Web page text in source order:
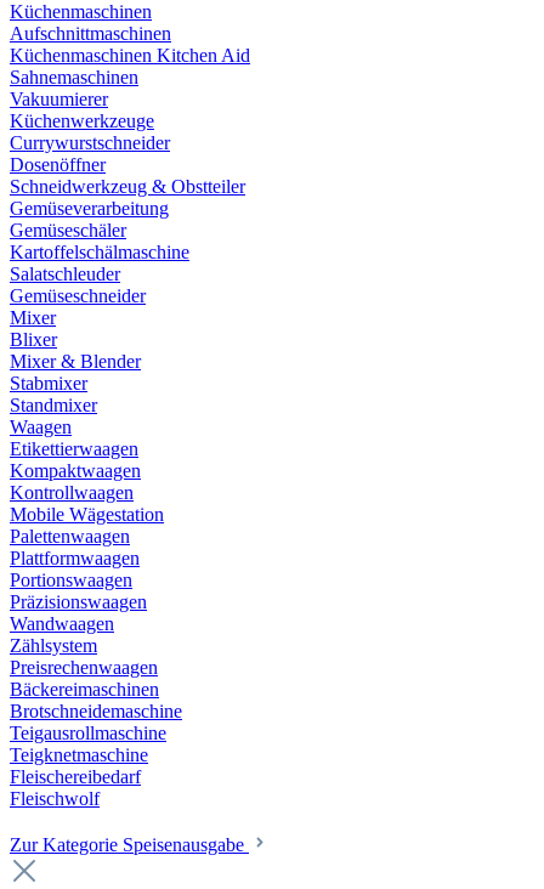
Küchenmaschinen
Aufschnittmaschinen
Küchenmaschinen Kitchen Aid
Sahnemaschinen
Vakuumierer
Küchenwerkzeuge
Currywurstschneider
Dosenöffner
Schneidwerkzeug & Obstteiler
Gemüseverarbeitung
Gemüseschäler
Kartoffelschälmaschine
Salatschleuder
Gemüseschneider
Mixer
Blixer
Mixer & Blender
Stabmixer
Standmixer
Waagen
Etikettierwaagen
Kompaktwaagen
Kontrollwaagen
Mobile Wägestation
Palettenwaagen
Plattformwaagen
Portionswaagen
Präzisionswaagen
Wandwaagen
Zählsystem
Preisrechenwaagen
Bäckereimaschinen
Brotschneidemaschine
Teigausrollmaschine
Teigknetmaschine
Fleischereibedarf
Fleischwolf
Zur Kategorie Speisenausgabe